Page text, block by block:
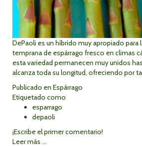
DePaoli es un híbrido muy apropiado para
temprana de espárrago fresco en climas
esta variedad permanecen muy unidos
alcanza toda su longitud, ofreciendo por
Publicado en Espárrago
Etiquetado como
esparrago
depaoli
¡Escribe el primer comentario!
Leer más ...